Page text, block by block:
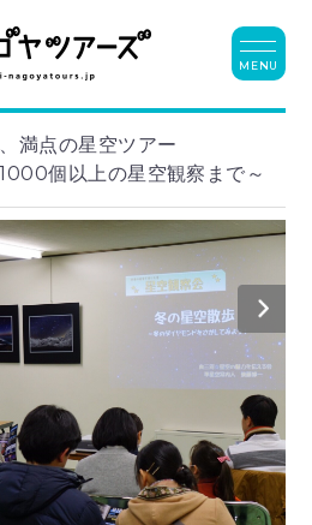
満点の星空ツアー
個以上の星空観察まで～
MENU